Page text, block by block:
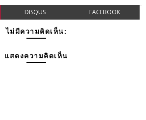
DISQUS FACEBOOK
ไม่มีความคิดเห็น:
แสดงความคิดเห็น